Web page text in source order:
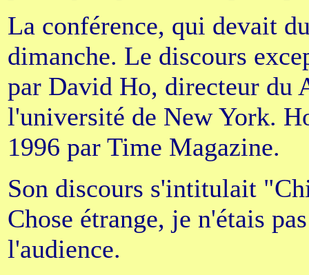
La conférence, qui devait
dimanche. Le discours
par David Ho, directeur du
l'université de New York.
1996 par Time Magazine.
Son discours s'intitulait
Chose étrange, je n'étais
l'audience.